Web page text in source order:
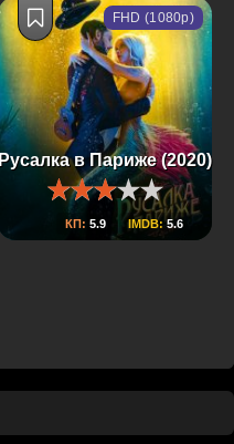
Русалка в Париже (2020)
КП: 5.9 IMDB:5.6
FHD (1080p)